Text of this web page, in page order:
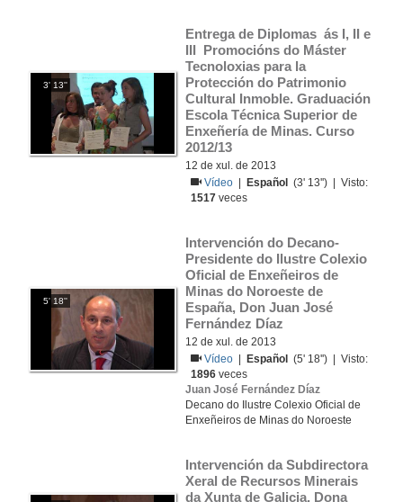
3' 13''
Entrega de Diplomas  ás I, II e
III  Promocións do Máster
Tecnoloxias para la
Protección do Patrimonio
Cultural Inmoble. Graduación
Escola Técnica Superior de
Enxeñería de Minas. Curso
2012/13
12 de xul. de 2013
Vídeo
Español
(3' 13'') | Visto:
1517 veces
5' 18''
Intervención do Decano-
Presidente do Ilustre Colexio
Oficial de Enxeñeiros de
Minas do Noroeste de
España, Don Juan José
Fernández Díaz
12 de xul. de 2013
Vídeo
Español
(5' 18'') | Visto:
1896 veces
Juan José Fernández Díaz
Decano do Ilustre Colexio Oficial de
Enxeñeiros de Minas do Noroeste
Intervención da Subdirectora
Xeral de Recursos Minerais
da Xunta de Galicia, Dona